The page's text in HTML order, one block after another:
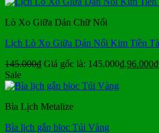
Lò Xo Giữa Dán Chữ Nổi
Lịch Lò Xo Giữa Dán Nổi Kim Tiền
145.000₫ Giá gốc là: 145.000₫.96.000₫
Sale
Bìa Lịch Metalize
Bìa lịch gắn bloc Túi Vàng